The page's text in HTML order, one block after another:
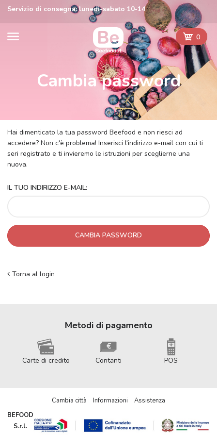
Servizio di consegna: lunedì-sabato 10-14
0
Cambia password
Hai dimenticato la tua password Beefood e non riesci ad
accedere? Non c'è problema! Inserisci l'indirizzo e-mail con cui ti
seri registrato e ti invieremo le istruzioni per sceglierne una
nuova.
IL TUO INDIRIZZO E-MAIL:
Torna al login
Metodi di pagamento
Carte di credito Contanti POS
Cambia città Informazioni
Assistenza
BEFOOD
S.r.l.